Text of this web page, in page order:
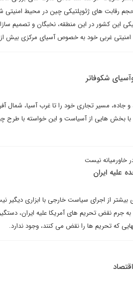
رقابت های ژئوپلتیکی چین در محیط
این کشور در این منطقه، نخبگان و تصمیم
غربی خود به خصوص آسیای مرکزی بیش
شکوفاتر
و جاده، مسیر تجاری خود را تا غرب آسیا، شمال
بخش هایی از آسیاست و این خواسته با طرح
خاورمیانه نیست
علیه ایران
از اجرای سیاست خارجی با ابزاری دیگیر
جرم نقض تحریم های آمریکا علیه ایران،
که تحریم ها را نقض می کنند، وجود ندارد.